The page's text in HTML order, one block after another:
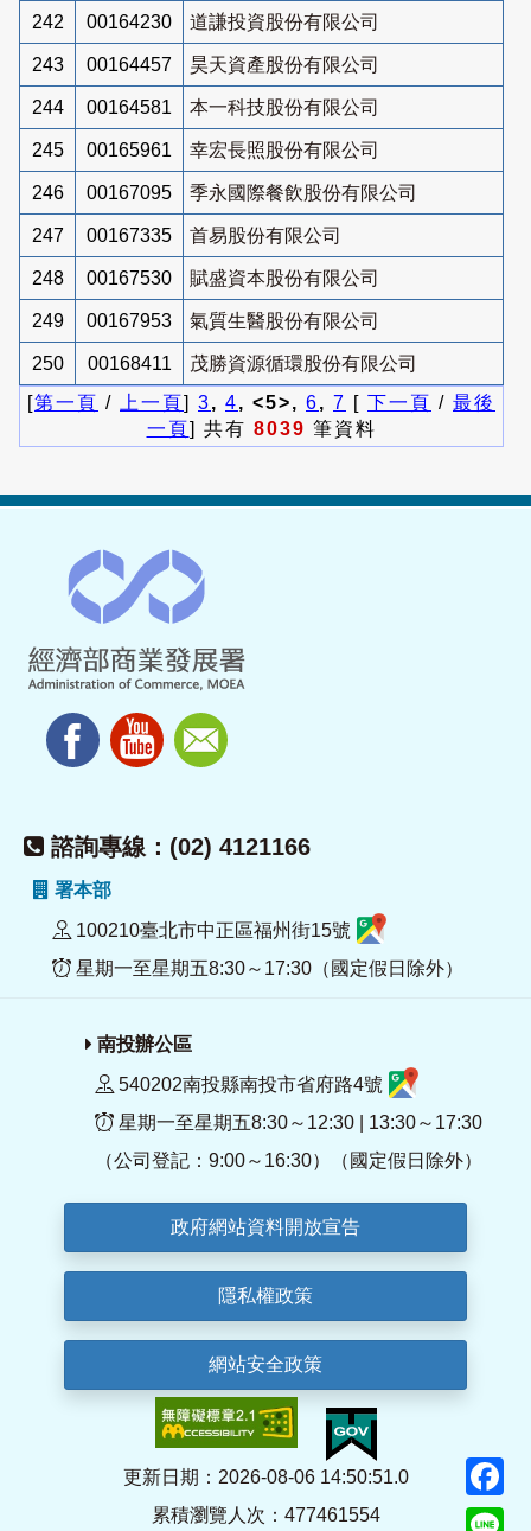
242 00164230 道謙投資股份有限公司
243 00164457 昊天資產股份有限公司
244 00164581 本一科技股份有限公司
245 00165961 幸宏長照股份有限公司
246 00167095 季永國際餐飲股份有限公司
247 00167335 首易股份有限公司
248 00167530 賦盛資本股份有限公司
249 00167953 氣質生醫股份有限公司
250 00168411
茂勝資源循環股份有限公司
[第一頁 / 上一頁] 3, 4, <5>, 6, 7 [ 下一頁 / 最後
一頁] 共有 8039 筆資料
諮詢專線：(02) 4121166
署本部
100210臺北市中正區福州街15號
星期一至星期五8:30～17:30（國定假日除外）
南投辦公區
540202南投縣南投市省府路4號
星期一至星期五8:30～12:30 | 13:30～17:30
（公司登記：9:00～16:30）（國定假日除外）
政府網站資料開放宣告
隱私權政策
網站安全政策
更新日期：2026-08-06 14:50:51.0
累積瀏覽人次：477461554